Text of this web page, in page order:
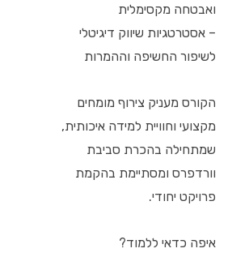
ואבטחה מקסימלית
– אסטרטגיות שיווק דיגיטלי
לשיפור החשיפה וההמרות
הקורס מעניק צירוף מומחים
מקצועי וחוויית למידה איכותית,
שמתחילה בהכרת סביבת
וורדפרס ומסתיימת בהקמת
פרויקט יחודי.
איפה כדאי ללמוד?